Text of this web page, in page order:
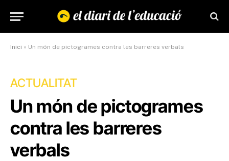
Inici » Un món de pictogrames contra les barreres verbals
ACTUALITAT
Un món de pictogrames
contra les barreres
verbals